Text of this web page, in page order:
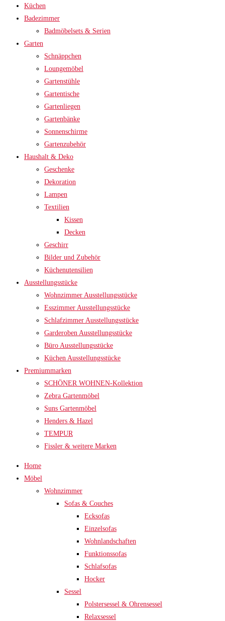
Küchen
Badezimmer
Badmöbelsets & Serien
Garten
Schnäppchen
Loungemöbel
Gartenstühle
Gartentische
Gartenliegen
Gartenbänke
Sonnenschirme
Gartenzubehör
Haushalt & Deko
Geschenke
Dekoration
Lampen
Textilien
Kissen
Decken
Geschirr
Bilder und Zubehör
Küchenutensilien
Ausstellungsstücke
Wohnzimmer Ausstellungsstücke
Esszimmer Ausstellungsstücke
Schlafzimmer Ausstellungsstücke
Garderoben Ausstellungsstücke
Büro Ausstellungsstücke
Küchen Ausstellungsstücke
Premiummarken
SCHÖNER WOHNEN-Kollektion
Zebra Gartenmöbel
Suns Gartenmöbel
Henders & Hazel
TEMPUR
Fissler & weitere Marken
Home
Möbel
Wohnzimmer
Sofas & Couches
Ecksofas
Einzelsofas
Wohnlandschaften
Funktionssofas
Schlafsofas
Hocker
Sessel
Polstersessel & Ohrensessel
Relaxsessel